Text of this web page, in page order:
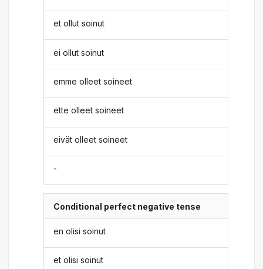
et ollut soinut
ei ollut soinut
emme olleet soineet
ette olleet soineet
eivät olleet soineet
-
Conditional perfect negative tense
en olisi soinut
et olisi soinut